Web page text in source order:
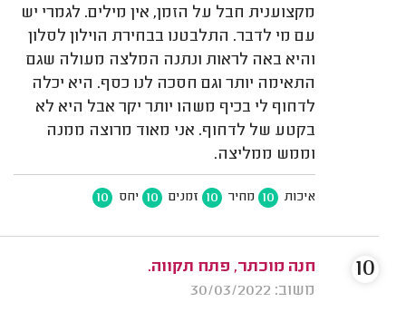
מקצוענית חבל על הזמן, אין מילים. לגמרי יש
עם מי לדבר. התלבטנו בבחירת הוילון לסלון
והיא באה לראות ונתנה המלצה מעולה שגם
התאימה יותר וגם חסכה לנו כסף. היא יכלה
לדחוף לי בכיף משהו יותר יקר אבל היא לא
בקטע של לדחוף. אני מאוד מרוצה ממנה
וממש ממליצה.
איכות 10 מחיר 10 זמנים 10 יחס 10
חנה מוכתר, פתח תקווה.
משוב: 30/03/2022
10